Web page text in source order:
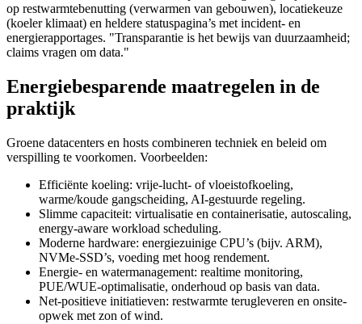
op restwarmtebenutting (verwarmen van gebouwen), locatiekeuze
(koeler klimaat) en heldere statuspagina’s met incident- en
energierapportages. "Transparantie is het bewijs van duurzaamheid;
claims vragen om data."
Energiebesparende maatregelen in de
praktijk
Groene datacenters en hosts combineren techniek en beleid om
verspilling te voorkomen. Voorbeelden:
Efficiënte koeling: vrije-lucht- of vloeistofkoeling,
warme/koude gangscheiding, AI-gestuurde regeling.
Slimme capaciteit: virtualisatie en containerisatie, autoscaling,
energy-aware workload scheduling.
Moderne hardware: energiezuinige CPU’s (bijv. ARM),
NVMe-SSD’s, voeding met hoog rendement.
Energie- en watermanagement: realtime monitoring,
PUE/WUE-optimalisatie, onderhoud op basis van data.
Net-positieve initiatieven: restwarmte terugleveren en onsite-
opwek met zon of wind.